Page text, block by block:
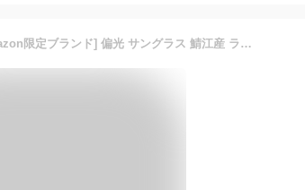
eight tokyo AZ limited [Amazon限定ブランド] 偏光 サングラス 鯖江産 ライトカラー UVカット レンズ 軽量 フレーム 6123-TAC-LBL